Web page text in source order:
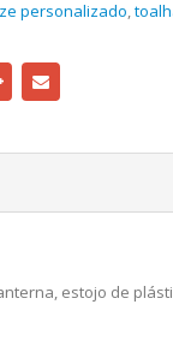
personalizado,
estojo de